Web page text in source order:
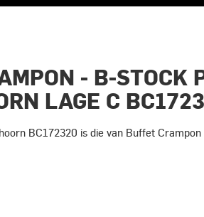
- B-STOCK
LAGE C
BC172320 is die van Buffet